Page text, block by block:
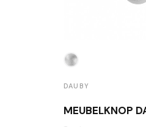
DAUBY